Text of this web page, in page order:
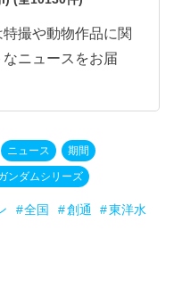
撮や動物作品に関
ニュースをお届
ニュース 期間
ンダムシリーズ
全国 創通
東洋水